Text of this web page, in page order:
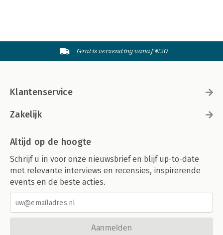
Gratis verzending vanaf €20
Klantenservice
Zakelijk
Altijd op de hoogte
Schrijf u in voor onze nieuwsbrief en blijf up-to-date
met relevante interviews en recensies, inspirerende
events en de beste acties.
Aanmelden